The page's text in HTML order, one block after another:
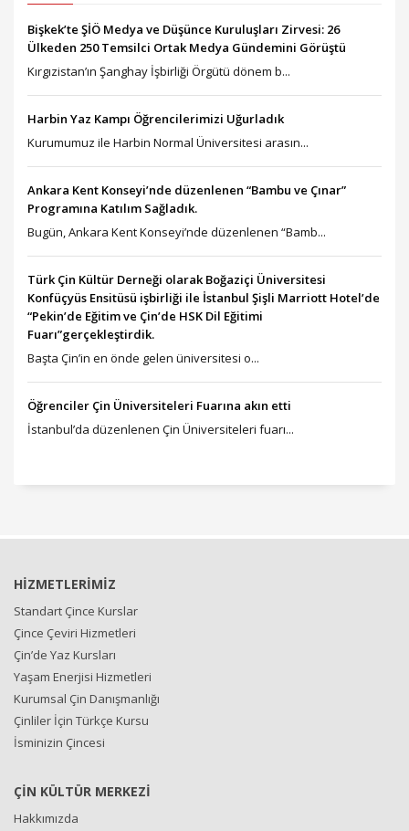
Bişkek’te ŞİÖ Medya ve Düşünce Kuruluşları Zirvesi: 26
Ülkeden 250 Temsilci Ortak Medya Gündemini Görüştü
Kırgızistan’ın Şanghay İşbirliği Örgütü dönem b...
Harbin Yaz Kampı Öğrencilerimizi Uğurladık
Kurumumuz ile Harbin Normal Üniversitesi arasın...
Ankara Kent Konseyi’nde düzenlenen “Bambu ve Çınar”
Programına Katılım Sağladık.
Bugün, Ankara Kent Konseyi’nde düzenlenen “Bamb...
Türk Çin Kültür Derneği olarak Boğaziçi Üniversitesi
Konfüçyüs Ensitüsü işbirliği ile İstanbul Şişli Marriott Hotel’de
“Pekin’de Eğitim ve Çin’de HSK Dil Eğitimi
Fuarı”gerçekleştirdik.
Başta Çin’in en önde gelen üniversitesi o...
Öğrenciler Çin Üniversiteleri Fuarına akın etti
İstanbul’da düzenlenen Çin Üniversiteleri fuarı...
HİZMETLERİMİZ
Standart Çince Kurslar
Çince Çeviri Hizmetleri
Çin’de Yaz Kursları
Yaşam Enerjisi Hizmetleri
Kurumsal Çin Danışmanlığı
Çinliler İçin Türkçe Kursu
İsminizin Çincesi
ÇİN KÜLTÜR MERKEZİ
Hakkımızda